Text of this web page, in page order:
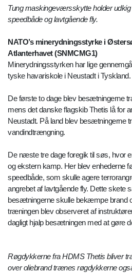
Tung maskingeværsskytte holder
speedbåde og lavtgående fly.
NATO’s minerydningsstyrke i
Atlanterhavet (SNMCMG1)
Minerydningsstyrken har lige
tyske havariskole i Neustadt i Tyskland.
De første to dage blev besætningerne
mens det danske flagskib Thetis lå for
Neustadt. På land blev besætningerne
vandindtrængning.
De næste tre dage foregik til søs, hvor
og ekstern kamp. Her blev enhederne
speedbåde, som skulle agere
angrebet af lavtgående fly. Dette skete
besætningerne skulle bekæmpe brand
træningen blev observeret af
dagligt hjalp besætningen med at gøre
Røgdykkerne fra HDMS Thetis bliver
over oliebrand trænes røgdykkerne